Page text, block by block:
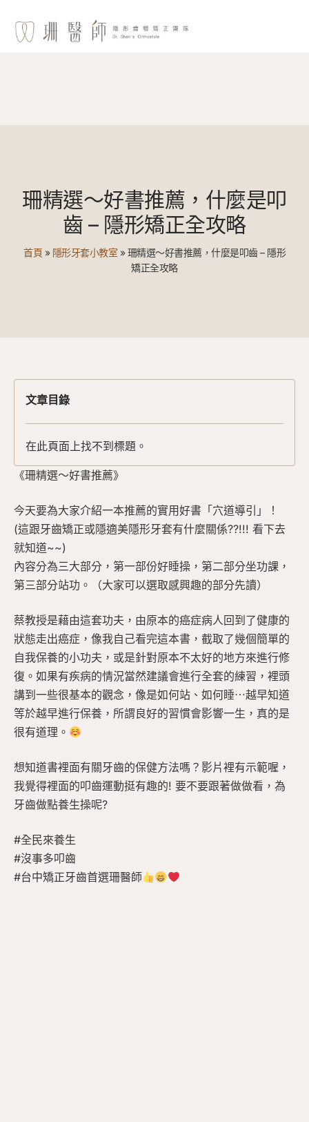
珊精選～好書推薦，什麼是叩
齒 – 隱形矯正全攻略
首頁 » 隱形牙套小教室 »珊精選～好書推薦，什麼是叩齒 – 隱形
矯正全攻略
文章目錄
在此頁面上找不到標題。
《珊精選～好書推薦》
今天要為大家介紹一本推薦的實用好書「穴道導引」！
(這跟牙齒矯正或隱適美隱形牙套有什麼關係??!!! 看下去
就知道~~)
內容分為三大部分，第一部份好睡操，第二部分坐功課，
第三部分站功。（大家可以選取感興趣的部分先讀）
蔡教授是藉由這套功夫，由原本的癌症病人回到了健康的
狀態走出癌症，像我自己看完這本書，截取了幾個簡單的
自我保養的小功夫，或是針對原本不太好的地方來進行修
復。如果有疾病的情況當然建議會進行全套的練習，裡頭
講到一些很基本的觀念，像是如何站、如何睡⋯越早知道
等於越早進行保養，所謂良好的習慣會影響一生，真的是
很有道理。
想知道書裡面有關牙齒的保健方法嗎？影片裡有示範喔，
我覺得裡面的叩齒運動挺有趣的! 要不要跟著做做看，為
牙齒做點養生操呢?
#全民來養生
#沒事多叩齒
#台中矯正牙齒首選珊醫師